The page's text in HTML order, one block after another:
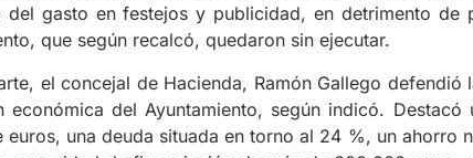
del gasto en festejos y publicidad, en detrimento de
que según recalcó, quedaron sin ejecutar.
el concejal de Hacienda, Ramón Gallego defendió
económica del Ayuntamiento, según indicó.
euros, una deuda situada en torno al 24 %, un ahorro